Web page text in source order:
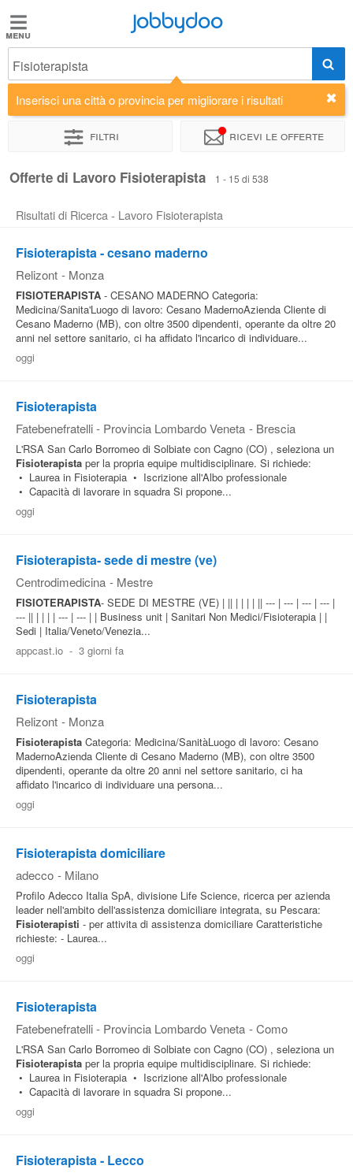
Jobbydoo
Offerte
di
lavoro
Elenco
Blog
Offerte
Area
Aziende
Jobbydoo
Fisioterapista
Inserisci una città o provincia per migliorare i risultati
Filtri Ricevi le offerte
Offerte di Lavoro Fisioterapista 1 - 15 di 538
Risultati di Ricerca - Lavoro Fisioterapista
Fisioterapista - cesano maderno
Relizont - Monza
FISIOTERAPISTA - CESANO MADERNO Categoria:
Medicina/Sanita'Luogo di lavoro: Cesano MadernoAzienda Cliente di
Cesano Maderno (MB), con oltre 3500 dipendenti, operante da oltre 20
anni nel settore sanitario, ci ha affidato l'incarico di individuare...
oggi
Fisioterapista
Fatebenefratelli - Provincia Lombardo Veneta - Brescia
L'RSA San Carlo Borromeo di Solbiate con Cagno (CO) , seleziona un
Fisioterapista per la propria equipe multidisciplinare. Si richiede:
• Laurea in Fisioterapia • Iscrizione all'Albo professionale
• Capacità di lavorare in squadra Si propone...
oggi
Fisioterapista- sede di mestre (ve)
Centrodimedicina - Mestre
FISIOTERAPISTA- SEDE DI MESTRE (VE) | || | | | | || --- | --- | --- | --- |
--- || | | | | --- | --- | | Business unit | Sanitari Non Medici/Fisioterapia | |
Sedi | Italia/Veneto/Venezia...
appcast.io - 3 giorni fa
Fisioterapista
Relizont - Monza
Fisioterapista Categoria: Medicina/SanitàLuogo di lavoro: Cesano
MadernoAzienda Cliente di Cesano Maderno (MB), con oltre 3500
dipendenti, operante da oltre 20 anni nel settore sanitario, ci ha
affidato l'incarico di individuare una persona...
oggi
Fisioterapista domiciliare
adecco - Milano
Profilo Adecco Italia SpA, divisione Life Science, ricerca per azienda
leader nell'ambito dell'assistenza domiciliare integrata, su Pescara:
Fisioterapisti - per attivita di assistenza domiciliare Caratteristiche
richieste: - Laurea...
oggi
Fisioterapista
Fatebenefratelli - Provincia Lombardo Veneta - Como
L'RSA San Carlo Borromeo di Solbiate con Cagno (CO) , seleziona un
Fisioterapista per la propria equipe multidisciplinare. Si richiede:
• Laurea in Fisioterapia • Iscrizione all'Albo professionale
• Capacità di lavorare in squadra Si propone...
oggi
Fisioterapista - Lecco